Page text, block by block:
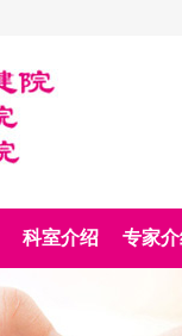
科室介绍 专家